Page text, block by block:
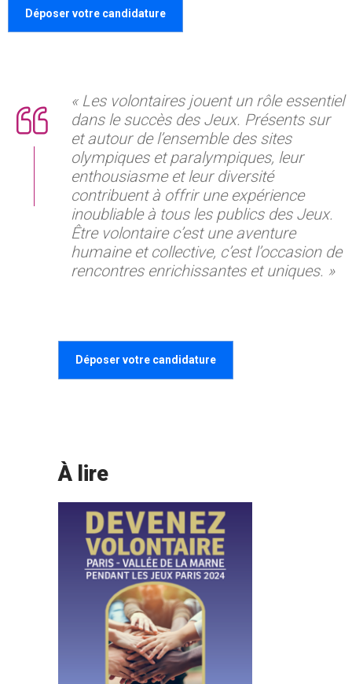
Déposer votre candidature
« Les volontaires jouent un rôle essentiel
dans le succès des Jeux. Présents sur
et autour de l’ensemble des sites
olympiques et paralympiques, leur
enthousiasme et leur diversité
contribuent à offrir une expérience
inoubliable à tous les publics des Jeux.
Être volontaire c’est une aventure
humaine et collective, c’est l’occasion de
rencontres enrichissantes et uniques. »
Déposer votre candidature
À lire